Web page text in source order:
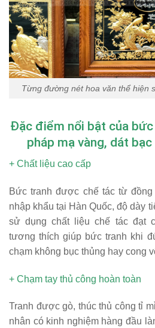
Từng đường nét hoa văn thể hiện
Đặc điểm nổi bật của
pháp mạ vàng, dát
+ Chất liệu cao cấp
Bức tranh được chế tác từ
nhập khẩu tại Hàn Quốc, độ dày
sử dụng chất liệu chế tác đạt
tương thích giúp bức tranh khi
chạm không bục thủng hay cong
+ Chạm tay thủ công hoàn toàn
Tranh được gò, thúc thủ công tỉ
nhân có kinh nghiệm hàng đầu